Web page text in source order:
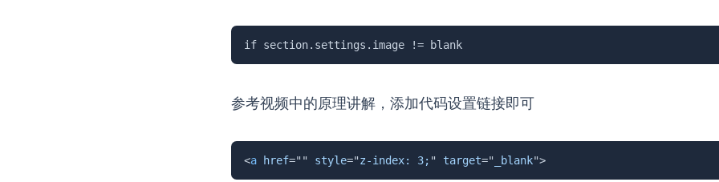
if section.settings.image != blank
参考视频中的原理讲解，添加代码设置链接即可
<a href=" " style="z-index: 3; " target=" _blank">